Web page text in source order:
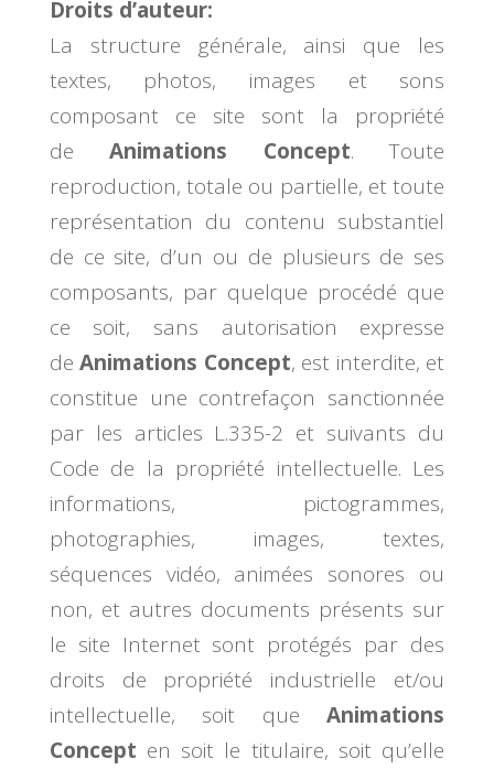
Droits d’auteur:
La structure générale, ainsi que les
textes, photos, images et sons
composant ce site sont la propriété
de
Animations Concept. Toute
reproduction, totale ou partielle, et toute
représentation du contenu substantiel
de ce site, d’un ou de plusieurs de ses
composants, par quelque procédé que
ce soit, sans autorisation expresse
de Animations Concept, est interdite, et
constitue une contrefaçon sanctionnée
par les articles L.335-2 et suivants du
Code de la propriété intellectuelle. Les
informations, pictogrammes,
photographies, images, textes,
séquences vidéo, animées sonores ou
non, et autres documents présents sur
le site Internet sont protégés par des
droits de propriété industrielle et/ou
intellectuelle, soit que
Animations
Concept en soit le titulaire, soit qu’elle